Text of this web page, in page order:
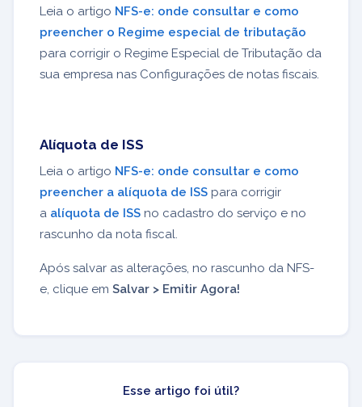
Leia o artigo NFS-e: onde consultar e como
preencher o Regime especial de tributação
para corrigir o Regime Especial de Tributação da
sua empresa nas Configurações de notas fiscais.
Alíquota de ISS
Leia o artigo NFS-e: onde consultar e como
preencher a alíquota de ISS para corrigir
a alíquota de ISS no cadastro do serviço e no
rascunho da nota fiscal.
Após salvar as alterações, no rascunho da NFS-
e, clique em Salvar > Emitir Agora!
Esse artigo foi útil?